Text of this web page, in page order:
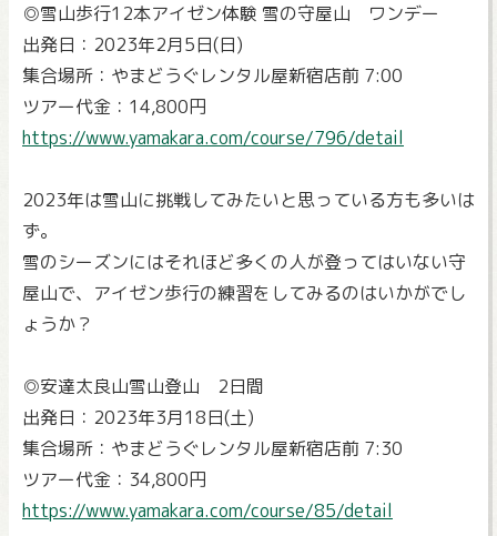
◎雪山歩行12本アイゼン体験 雪の守屋山 ワンデー
出発日：2023年2月5日(日)
集合場所：やまどうぐレンタル屋新宿店前 7:00
ツアー代金：14,800円
https://www.yamakara.com/course/796/detail
2023年は雪山に挑戦してみたいと思っている方も多いは
ず。
雪のシーズンにはそれほど多くの人が登ってはいない守
屋山で、アイゼン歩行の練習をしてみるのはいかがでし
ょうか？
◎安達太良山雪山登山 2日間
出発日：2023年3月18日(土)
集合場所：やまどうぐレンタル屋新宿店前 7:30
ツアー代金：34,800円
https://www.yamakara.com/course/85/detail